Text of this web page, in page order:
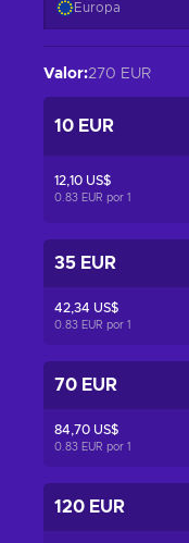
Europa
Valor:270 EUR
10 EUR
12,10 US$
0.83 EUR por 1
35 EUR
42,34 US$
0.83 EUR por 1
70 EUR
84,70 US$
0.83 EUR por 1
120 EUR